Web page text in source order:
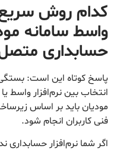
کدام روش
واسط سامانه
حسابداری
پاسخ کوتاه این است:
انتخاب بین نرم‌افزار واسط
مودیان باید بر اساس
فنی کاربران انجام شود.
اگر شما نرم‌افزار حسابداری